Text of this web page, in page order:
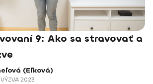
9: Ako sa stravovať a
(Eľková)
2023